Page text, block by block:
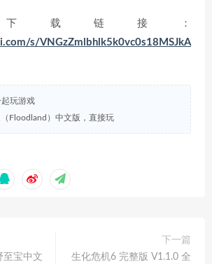
载链接：
s/VNGzZmlbhlk5k0vc0s18MSJkA
起玩游戏
Floodland）中文版，直接玩
至宝中文
下一篇
生化危机6 完整版 V1.1.0 全